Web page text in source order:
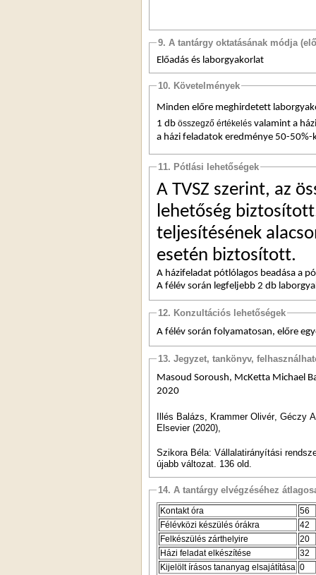
9. A tantárgy oktatásának módja
Előadás és laborgyakorlat
10. Követelmények
1 db összegző értékelés valamint a
a házi feladatok eredménye 50-50%-
11. Pótlási lehetőségek
A TVSZ szerint, az
lehetőség
teljesítésének
esetén biztosított.
A házifeladat pótlólagos beadása a
A félév során legfeljebb 2 db
12. Konzultációs lehetőségek
A félév során folyamatosan, előre
13. Jegyzet, tankönyv,
Masoud Soroush, McKetta Michael
2020
Illés Balázs, Krammer Olivér, Géczy
Elsevier (2020),
Szikora Béla: Vállalatirányítási
újabb változat. 136 old.
14. A tantárgy elvégzéséhez
Kontakt óra
56
Félévközi készülés órákra
42
Felkészülés zárthelyire
20
Házi feladat elkészítése
32
Kijelölt írásos tananyag elsajátítása 0